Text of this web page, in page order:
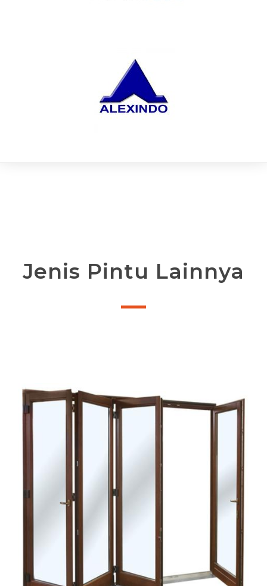
Jenis Pintu Lainnya